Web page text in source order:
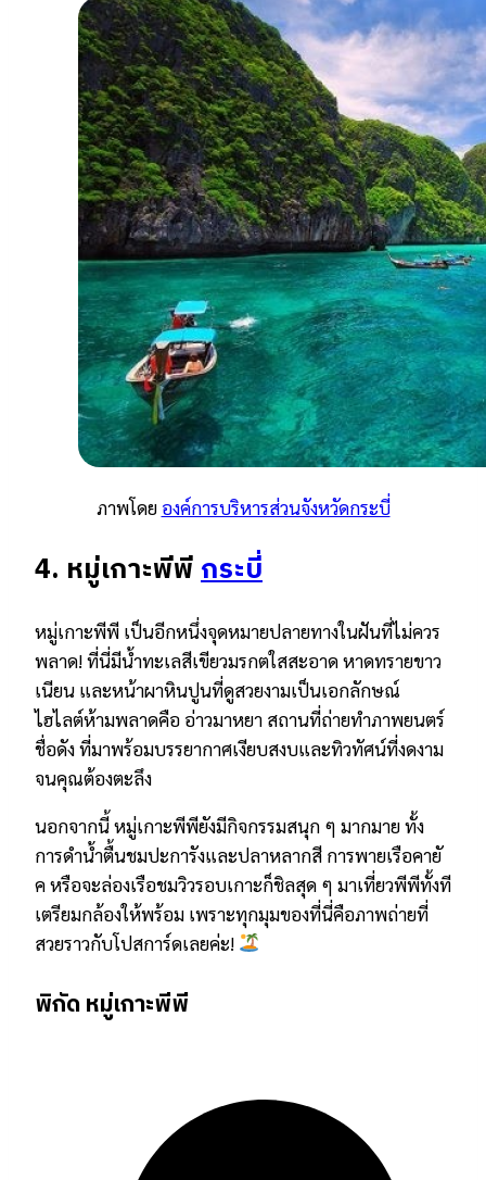
ภาพโดยองค์การบริหารส่วนจังหวัดกระบี่
4. หมู่เกาะพีพีกระบี่
หมู่เกาะพีพี เป็นอีกหนึ่งจุดหมายปลายทางในฝันที่ไม่ควร
พลาด! ที่นี่มีน้ำทะเลสีเขียวมรกตใสสะอาด หาดทรายขาว
เนียน และหน้าผาหินปูนที่ดูสวยงามเป็นเอกลักษณ์
ไฮไลต์ห้ามพลาดคือ อ่าวมาหยา สถานที่ถ่ายทำภาพยนตร์
ชื่อดัง ที่มาพร้อมบรรยากาศเงียบสงบและทิวทัศน์ที่งดงาม
จนคุณต้องตะลึง
นอกจากนี้ หมู่เกาะพีพียังมีกิจกรรมสนุก ๆ มากมาย ทั้ง
การดำน้ำตื้นชมปะการังและปลาหลากสี การพายเรือคายั
ค หรือจะล่องเรือชมวิวรอบเกาะก็ชิลสุด ๆ มาเที่ยวพีพีทั้งที
เตรียมกล้องให้พร้อม เพราะทุกมุมของที่นี่คือภาพถ่ายที่
สวยราวกับโปสการ์ดเลยค่ะ!
พิกัด หมู่เกาะพีพี